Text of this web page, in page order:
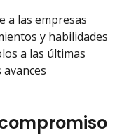
a las empresas
y habilidades
a las últimas
avances